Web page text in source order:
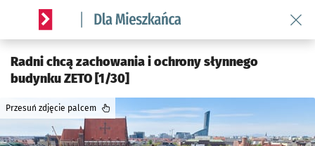
Serwis informacyjny wroclaw.pl podserwis: Dla mieszkańca
Radni chcą zachowania i ochrony słynnego
budynku ZETO [1/30]
Przesuń zdjęcie palcem